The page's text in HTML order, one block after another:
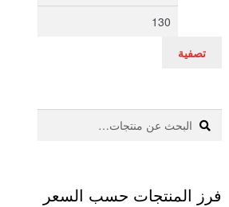
تصفية
البحث
عن:
بحث
فرز المنتجات حسب السعر